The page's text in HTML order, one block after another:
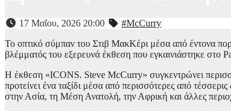
17 Μαΐου, 2026 20:00
#McCurry
Το οπτικό σύμπαν του Στιβ ΜακΚέρι μέσα από έντονα
βλέμματός του εξερευνά έκθεση που εγκαινιάστηκε
Η έκθεση «ICONS. Steve McCurry» συγκεντρώνει
προτείνει ένα ταξίδι μέσα από περισσότερες από
στην Ασία, τη Μέση Ανατολή, την Αφρική και άλλες